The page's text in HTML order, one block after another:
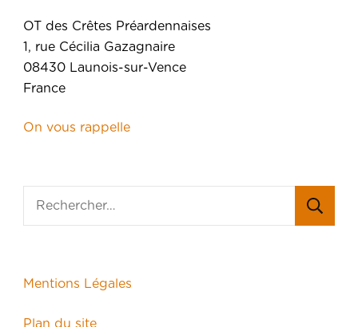
OT des Crêtes Préardennaises
1, rue Cécilia Gazagnaire
08430 Launois-sur-Vence
France
On vous rappelle
Mentions Légales
Plan du site